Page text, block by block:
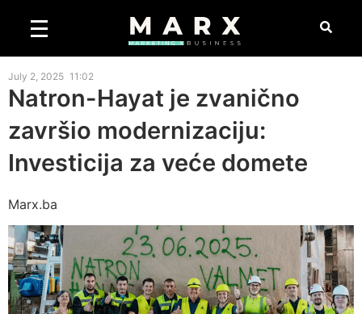
July 2, 2025 11:02
Natron-Hayat je zvanično
završio modernizaciju:
Investicija za veće domete
Marx.ba